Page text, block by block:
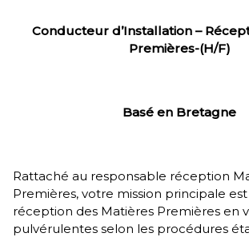
Conducteur d’Installation –
Premières-(H/F)
Basé en Bretagne
Rattaché au responsable réception
Premières, votre mission principale est
réception des Matières Premières en
pulvérulentes selon les procédures